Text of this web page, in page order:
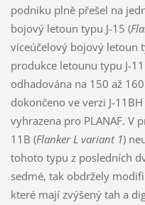
podniku plně přešel na
bojový letoun typu J-15 (
víceúčelový bojový letoun
produkce letounu typu J-
odhadována na 150 až
dokončeno ve verzi J-11BH
vyhrazena pro PLANAF. V
11B (Flanker L variant 1)
tohoto typu z posledních
sedmé, tak obdržely
které mají zvýšený tah a